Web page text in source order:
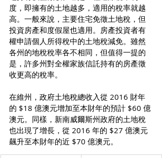
度，即擁有的土地越多，適用的稅率就越
高。一般來說，主要住宅免徵土地稅，但
投資房產和度假屋也適用。房產投資者有
權申請個人所得稅中的土地稅減免。雖然
各州的地稅稅率各不相同，但值得一提的
是，許多州對全權家族信託持有的房產徵
收更高的稅率。
在維州，政府土地稅總收入從 2016 財年
的 $18 億澳元增加至本財年的預計 $60 億
澳元。同樣，新南威爾斯州政府的土地稅
也出現了增長，從 2016 年的 $27 億澳元
飆升至本財年的近 $70 億澳元。